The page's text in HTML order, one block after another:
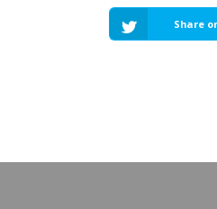
Share